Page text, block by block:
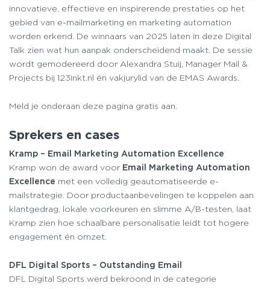
innovatieve, effectieve en inspirerende prestaties op het
gebied van e-mailmarketing en marketing automation
worden erkend. De winnaars van 2025 laten in deze Digital
Talk zien wat hun aanpak onderscheidend maakt. De sessie
wordt gemodereerd door Alexandra Stuij, Manager Mail &
Projects bij 123inkt.nl én vakjurylid van de EMAS Awards.
Meld je onderaan deze pagina gratis aan.
Sprekers en cases
Kramp – Email Marketing Automation Excellence
Kramp won de award voor Email Marketing Automation
Excellence met een volledig geautomatiseerde e-
mailstrategie. Door productaanbevelingen te koppelen aan
klantgedrag, lokale voorkeuren en slimme A/B-testen, laat
Kramp zien hoe schaalbare personalisatie leidt tot hogere
engagement én omzet.
DFL Digital Sports – Outstanding Email
DFL Digital Sports werd bekroond in de categorie